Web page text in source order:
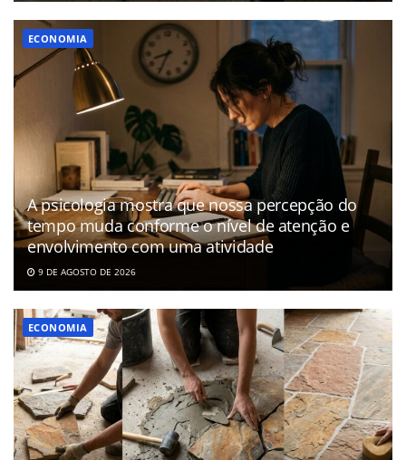
ECONOMIA
A psicologia mostra que nossa percepção do
tempo muda conforme o nível de atenção e
envolvimento com uma atividade
9 DE AGOSTO DE 2026
ECONOMIA